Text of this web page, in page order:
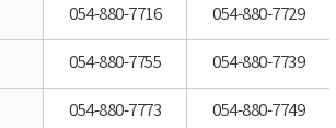
054-880-7716 054-880-7729
054-880-7755 054-880-7739
054-880-7773 054-880-7749